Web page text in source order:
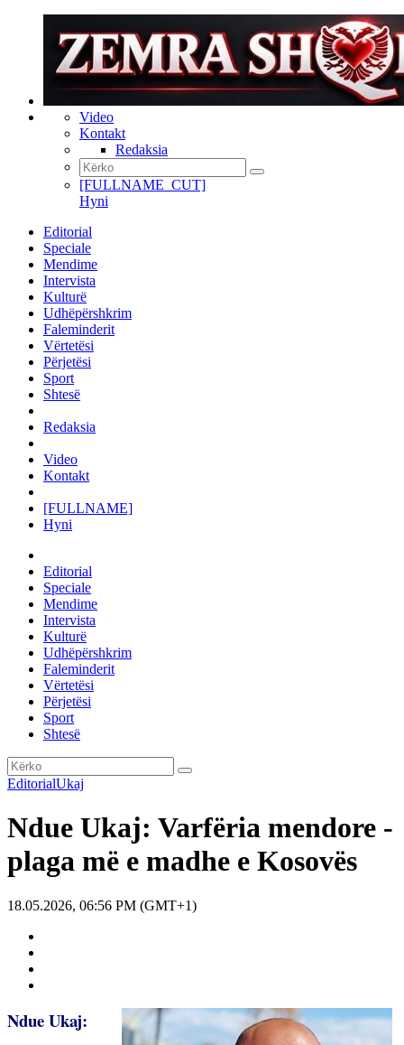
Video
Kontakt
Redaksia
[FULLNAME_CUT]
Hyni
Editorial
Speciale
Mendime
Intervista
Kulturë
Udhëpërshkrim
Faleminderit
Vërtetësi
Përjetësi
Sport
Shtesë
Redaksia
Video
Kontakt
[FULLNAME]
Hyni
Editorial
Speciale
Mendime
Intervista
Kulturë
Udhëpërshkrim
Faleminderit
Vërtetësi
Përjetësi
Sport
Shtesë
EditorialUkaj
Ndue Ukaj: Varfëria mendore -
plaga më e madhe e Kosovës
18.05.2026, 06:56 PM (GMT+1)
Ndue Ukaj: